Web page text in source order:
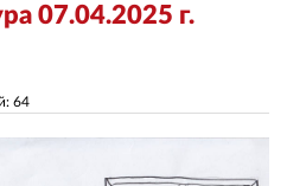
07.04.2025 г.
64
НАС